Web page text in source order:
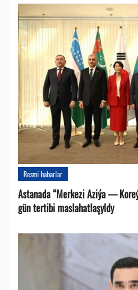
Resmi habarlar
Astanada “Merkezi Aziýa —
gün tertibi maslahatlaşyldy